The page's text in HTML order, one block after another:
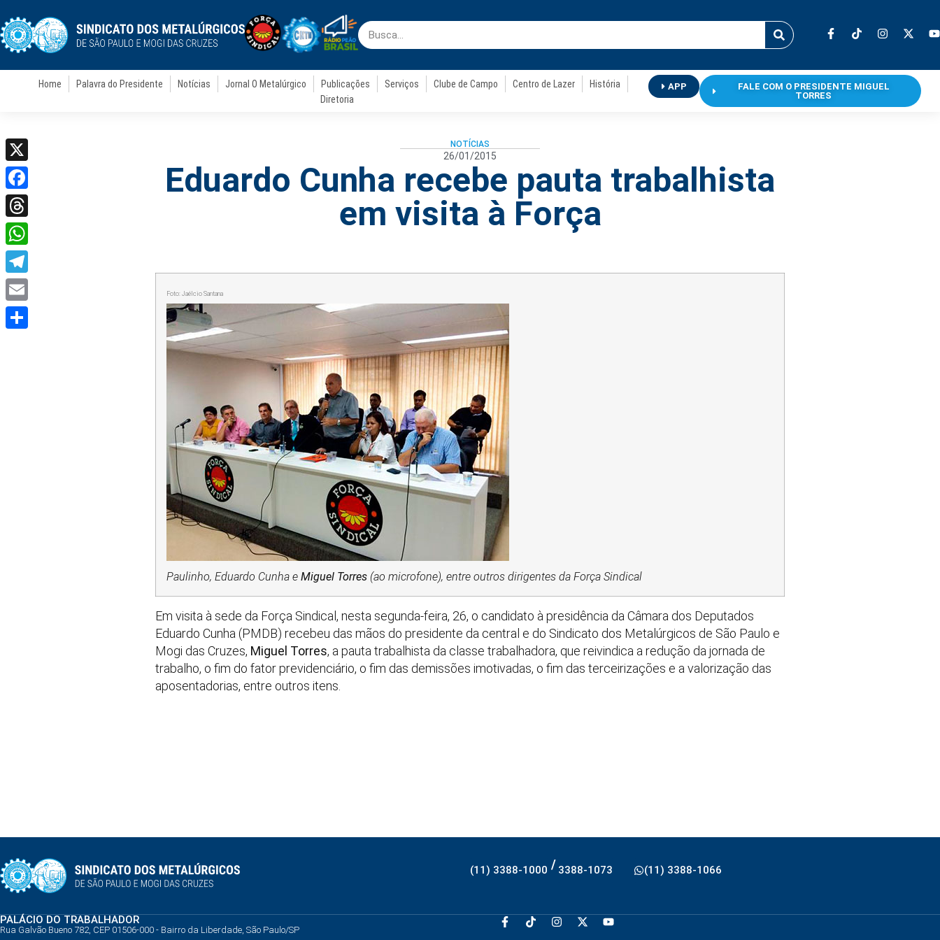
Home Palavra do Presidente Notícias Jornal O Metalúrgico Publicações Serviços Clube de Campo Centro de Lazer
História
Diretoria
APP
FALE COM O PRESIDENTE MIGUEL
TORRES
NOTÍCIAS
26/01/2015
Eduardo Cunha recebe pauta trabalhista
em visita à Força
Foto: Jaélcio Santana
Paulinho, Eduardo Cunha e Miguel Torres (ao microfone), entre outros dirigentes da Força Sindical
Em visita à sede da Força Sindical, nesta segunda-feira, 26, o candidato à presidência da Câmara dos Deputados
Eduardo Cunha (PMDB) recebeu das mãos do presidente da central e do Sindicato dos Metalúrgicos de São Paulo e
Mogi das Cruzes, Miguel Torres, a pauta trabalhista da classe trabalhadora, que reivindica a redução da jornada de
trabalho, o fim do fator previdenciário, o fim das demissões imotivadas, o fim das terceirizações e a valorização das
aposentadorias, entre outros itens.
(11) 3388-1000 / 3388-1073 (11) 3388-1066
PALÁCIO DO TRABALHADOR
Rua Galvão Bueno 782, CEP 01506-000 - Bairro da Liberdade, São Paulo/SP
X
Facebook
Threads
WhatsApp
Telegram
Email